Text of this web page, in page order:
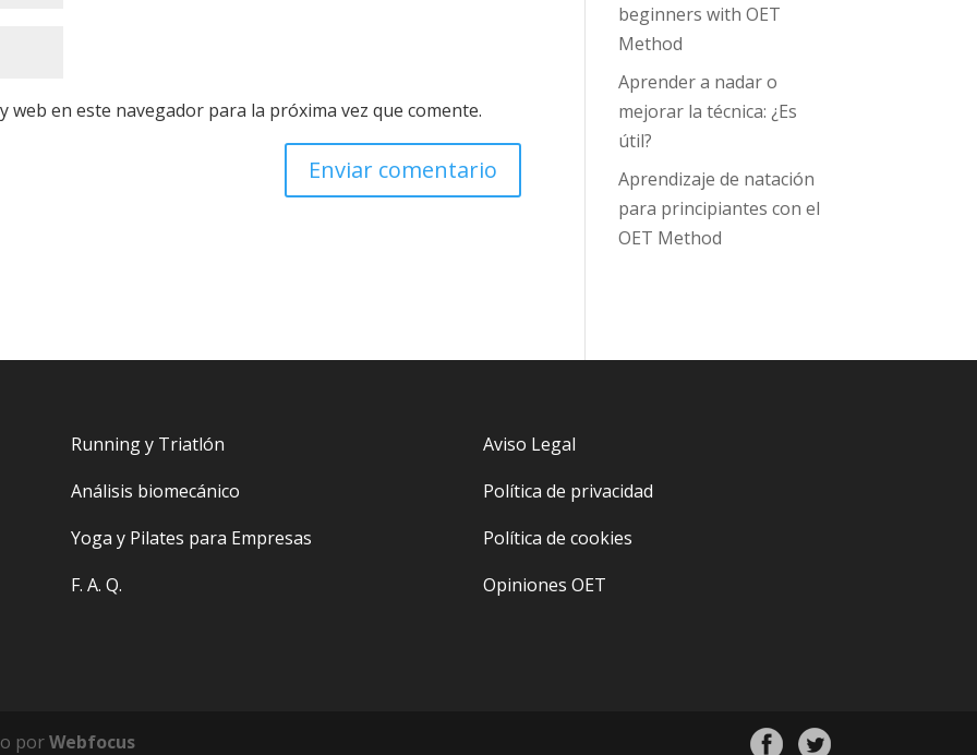
en este navegador para la próxima vez que comente.
beginners with OET
Method
Aprender a nadar o
mejorar la técnica: ¿Es
útil?
Aprendizaje de natación
para principiantes con el
OET Method
Running y Triatlón
Análisis biomecánico
Yoga y Pilates para Empresas
F. A. Q.
Aviso Legal
Política de privacidad
Política de cookies
Opiniones OET
porWebfocus